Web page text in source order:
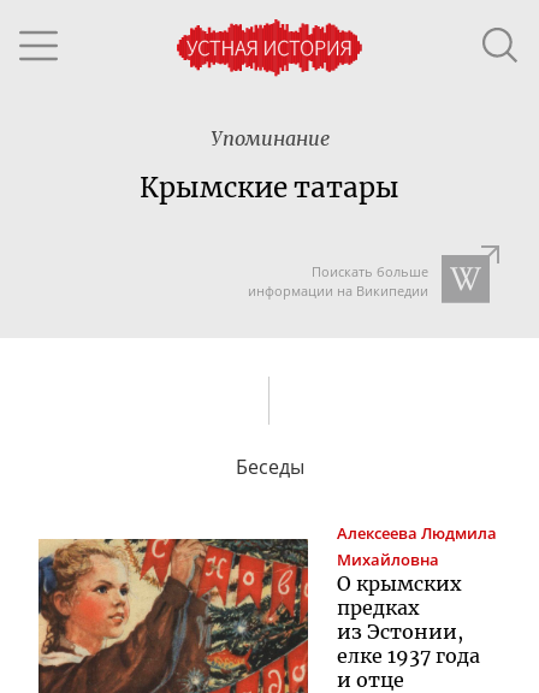
Упоминание
Крымские татары
Поискать больше
информации на Википедии
Беседы
Алексеева Людмила
Михайловна
О крымских
предках
из Эстонии,
елке 1937 года
и отце